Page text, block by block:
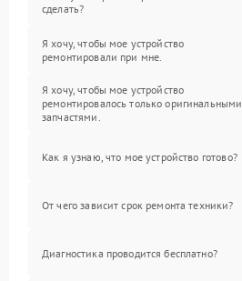
сделать?
Я хочу, чтобы мое устройство
ремонтировали при мне.
Я хочу, чтобы мое устройство
ремонтировалось только оригинальными
запчастями.
Как я узнаю, что мое устройство готово?
От чего зависит срок ремонта техники?
Диагностика проводится бесплатно?